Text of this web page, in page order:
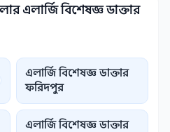
এলার্জি বিশেষজ্ঞ ডাক্তার
এলার্জি বিশেষজ্ঞ ডাক্তার
ফরিদপুর
এলার্জি বিশেষজ্ঞ ডাক্তার